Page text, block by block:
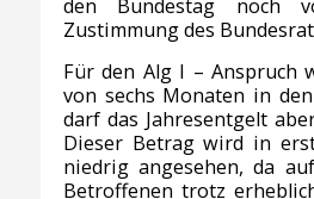
den Bundestag noch
Zustimmung des
Für den Alg I – Anspruch
von sechs Monaten in
darf das Jahresentgelt
Dieser Betrag wird in
niedrig angesehen, da
Betroffenen trotz